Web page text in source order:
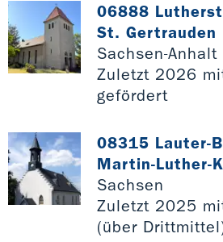
06888
St. Gertrauden
Sachsen-Anhalt
Zuletzt 2026
gefördert
08315 Lauter-
Martin-Luther-
Sachsen
Zuletzt 2025
(über